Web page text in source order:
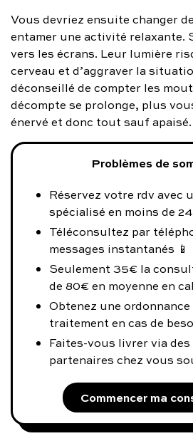
Vous devriez ensuite changer
entamer une activité relaxante.
vers les écrans. Leur lumière
cerveau et d’aggraver la
déconseillé de compter les
décompte se prolonge, plus
énervé et donc tout sauf apaisé.
Problèmes de
Réservez votre rdv avec
spécialisé en moins de
Téléconsultez par
messages instantanés 📱
Seulement 35€ la
de 80€ en moyenne en
Obtenez une
traitement en cas de
Faites-vous livrer via des
partenaires chez vous
Commencer ma